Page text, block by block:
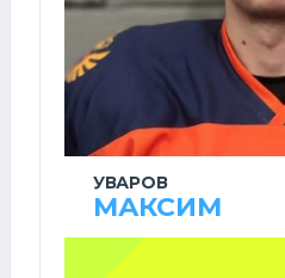
УВАРОВ
МАКСИМ